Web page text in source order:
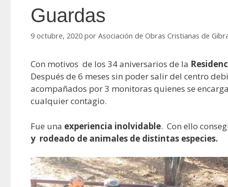
Guardas
9 octubre, 2020 por Asociación de Obras Cristianas de
Con motivos de los 34 aniversarios de la
Después de 6 meses sin poder salir del centro
acompañados por 3 monitoras quienes se
cualquier contagio.
Fue una experiencia inolvidable. Con ello
y rodeado de animales de distintas especies.